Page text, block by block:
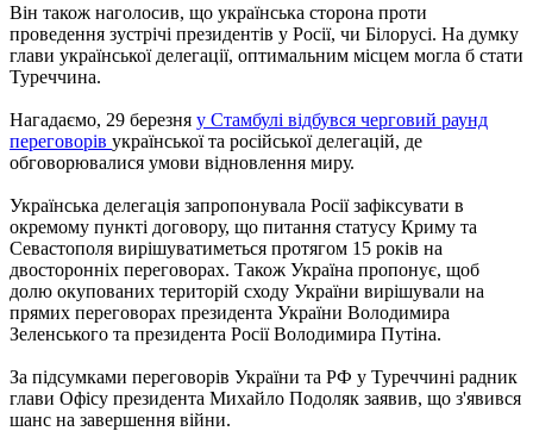
Він також наголосив, що українська сторона проти
проведення зустрічі президентів у Росії, чи Білорусі. На думку
глави української делегації, оптимальним місцем могла б стати
Туреччина.
Нагадаємо, 29 березня у Стамбулі відбувся черговий раунд
переговорів української та російської делегацій, де
обговорювалися умови відновлення миру.
Українська делегація запропонувала Росії зафіксувати в
окремому пункті договору, що питання статусу Криму та
Севастополя вирішуватиметься протягом 15 років на
двосторонніх переговорах. Також Україна пропонує, щоб
долю окупованих територій сходу України вирішували на
прямих переговорах президента України Володимира
Зеленського та президента Росії Володимира Путіна.
За підсумками переговорів України та РФ у Туреччині радник
глави Офісу президента Михайло Подоляк заявив, що з'явився
шанс на завершення війни.